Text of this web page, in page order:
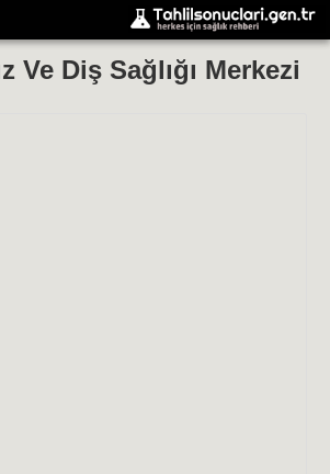
Ve Diş Sağlığı Merkezi